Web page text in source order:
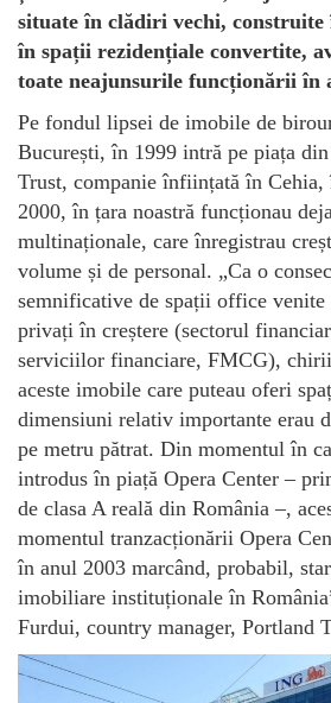
situate în clădiri vechi, construite
în spații rezidențiale convertite,
toate neajunsurile funcționării în
Pe fondul lipsei de imobile de
București, în 1999 intră pe piața
Trust, companie înființată în
2000, în țara noastră funcționau
multinaționale, care înregistrau
volume și de personal. „Ca o
semnificative de spații office
privați în creștere (sectorul
serviciilor financiare, FMCG),
aceste imobile care puteau oferi
dimensiuni relativ importante erau
pe metru pătrat. Din momentul în
introdus în piață Opera Center –
de clasa A reală din România –,
momentul tranzacționării Opera
în anul 2003 marcând, probabil,
imobiliare instituționale în
Furdui, country manager, Portland